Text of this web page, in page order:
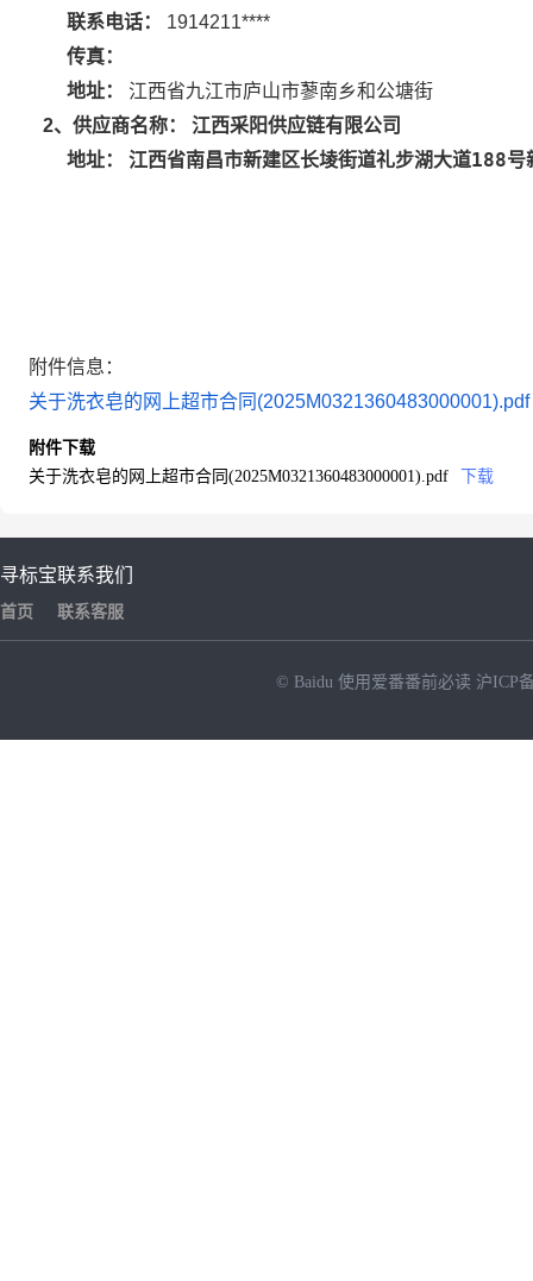
联系电话：
1914211****
传真：
地址：
江西省九江市庐山市蓼南乡和公塘街
2、供应商名称： 江西采阳供应链有限公司
地址： 江西省南昌市新建区长堎街道礼步湖大道188
附件信息：
关于洗衣皂的网上超市合同(2025M0321360483000001).pdf
附件下载
关于洗衣皂的网上超市合同(2025M0321360483000001).pdf
下载
寻标宝
首页
联系我们
联系客服
© Baidu 使用爱番番前必读 沪ICP